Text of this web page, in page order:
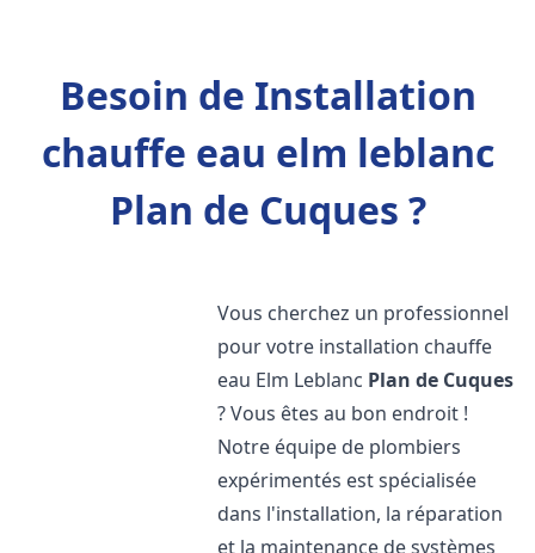
Besoin de Installation
chauffe eau elm leblanc
Plan de Cuques ?
Vous cherchez un professionnel
pour votre installation chauffe
eau Elm Leblanc Plan de Cuques
? Vous êtes au bon endroit !
Notre équipe de plombiers
expérimentés est spécialisée
dans l'installation, la réparation
et la maintenance de systèmes